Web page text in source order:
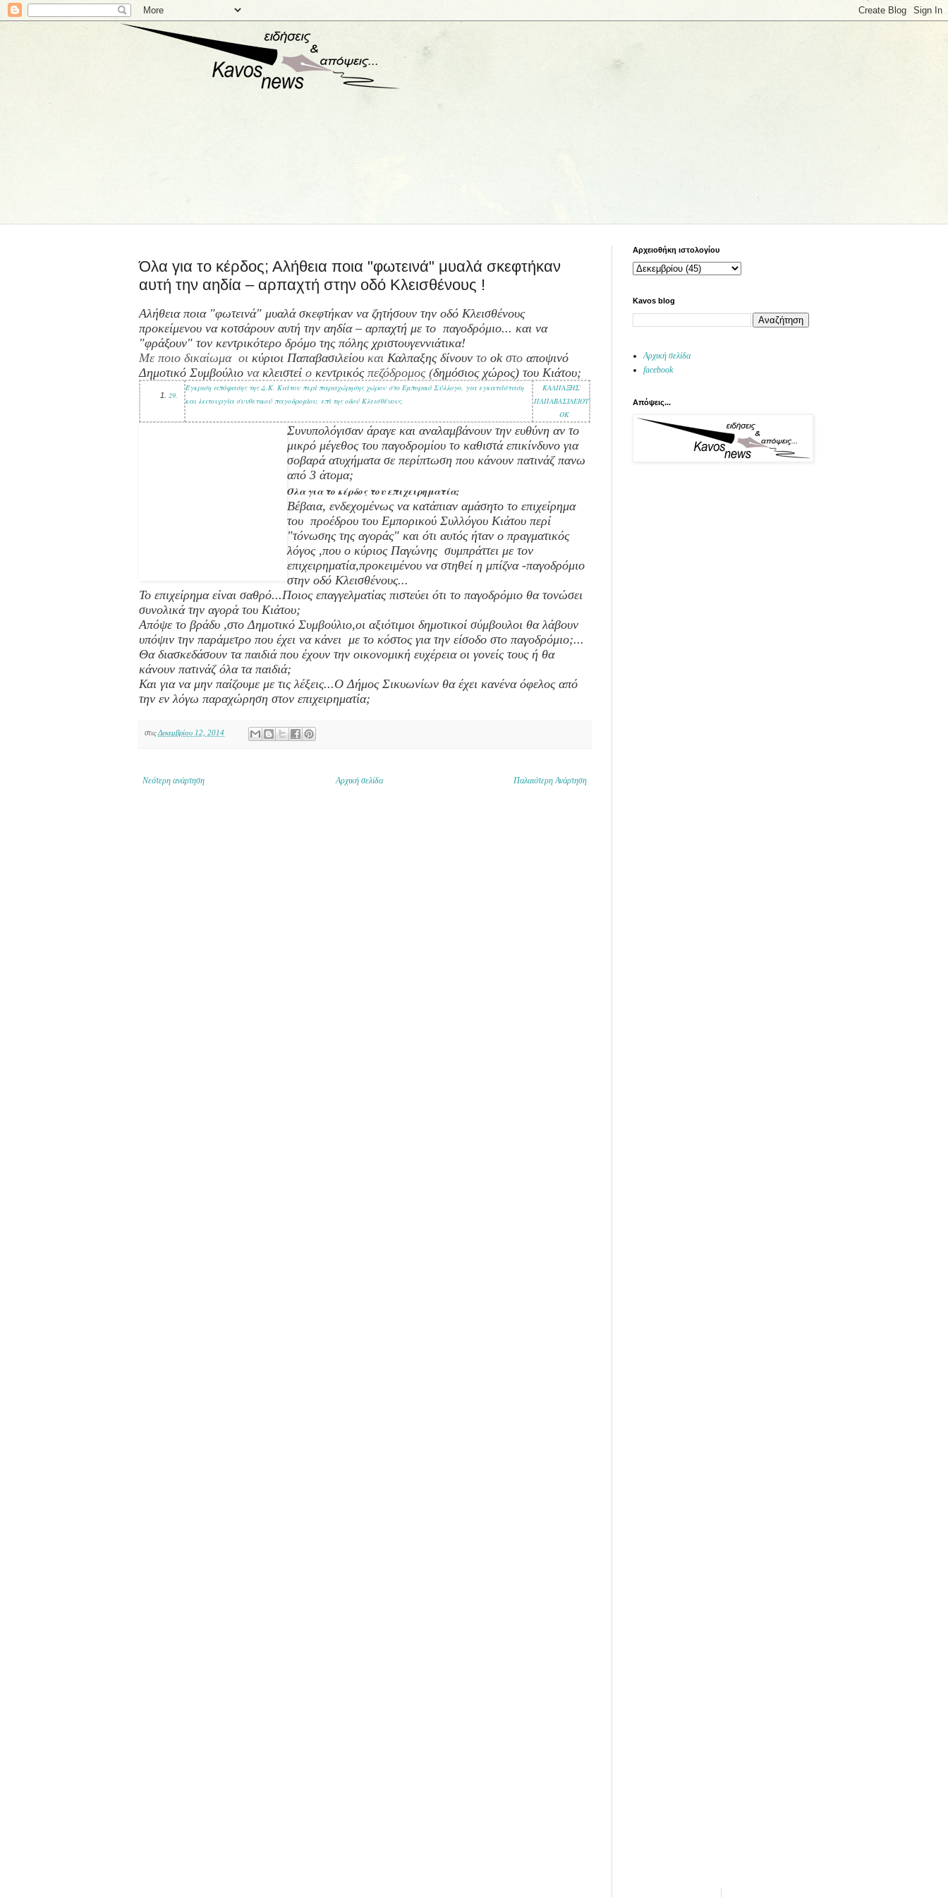
Όλα για το κέρδος; Αλήθεια ποια "φωτεινά" μυαλά σκεφτήκαν
αυτή την αηδία – αρπαχτή στην οδό Κλεισθένους !
Αλήθεια ποια "φωτεινά" μυαλά σκεφτήκαν να ζητήσουν την οδό Κλεισθένους
προκείμενου να κοτσάρουν αυτή την αηδία – αρπαχτή με το παγοδρόμιο... και να
"φράξουν" τον κεντρικότερο δρόμο της πόλης χριστουγεννιάτικα!
Με ποιο δικαίωμα οι κύριοι Παπαβασιλείου και Καλπαξης δίνουν το ok στο αποψινό
Δημοτικό Συμβούλιο να κλειστείο κεντρικόςπεζόδρομος (δημόσιος χώρος) του Κιάτου;
29.
Έγκριση απόφασης της Δ.Κ. Κιάτου περί παραχώρησης χώρου στο Εμπορικό Σύλλογο, για εγκατάσταση
και λειτουργία συνθετικού παγοδρομίου, επί της οδού Κλεισθένους.
ΚΑΛΠΑΞΗΣ
ΠΑΠΑΒΑΣΙΛΕΙΟΥ
ΟΚ
Συνυπολόγισαν άραγε και αναλαμβάνουν την ευθύνη αν το
μικρό μέγεθος του παγοδρομίου το καθιστά επικίνδυνο για
σοβαρά ατυχήματα σε περίπτωση που κάνουν πατινάζ πανω
από 3 άτομα;
Όλα για το κέρδος του επιχειρηματία;
Βέβαια, ενδεχομένως να κατάπιαν αμάσητο το επιχείρημα
του προέδρου του Εμπορικού Συλλόγου Κιάτου περί
"τόνωσης της αγοράς" και ότι αυτός ήταν ο πραγματικός
λόγος ,που ο κύριος Παγώνης συμπράττει με τον
επιχειρηματία,προκειμένου να στηθεί η μπίζνα -παγοδρόμιο
στην οδό Κλεισθένους...
Το επιχείρημα είναι σαθρό...Ποιος επαγγελματίας πιστεύει ότι το παγοδρόμιο θα τονώσει
συνολικά την αγορά του Κιάτου;
Απόψε το βράδυ ,στο Δημοτικό Συμβούλιο,οι αξιότιμοι δημοτικοί σύμβουλοι θα λάβουν
υπόψιν την παράμετρο που έχει να κάνει με το κόστος για την είσοδο στο παγοδρόμιο;...
Θα διασκεδάσουν τα παιδιά που έχουν την οικονομική ευχέρεια οι γονείς τους ή θα
κάνουν πατινάζ όλα τα παιδιά;
Και για να μην παίζουμε με τις λέξεις...Ο Δήμος Σικυωνίων θα έχει κανένα όφελος από
την εν λόγω παραχώρηση στον επιχειρηματία;
στιςΔεκεμβρίου 12, 2014
Νεότερη ανάρτηση Παλαιότερη Ανάρτηση
Αρχική σελίδα
Αρχειοθήκη ιστολογίου
Kavos blog
Αρχική σελίδα
facebook
Απόψεις...